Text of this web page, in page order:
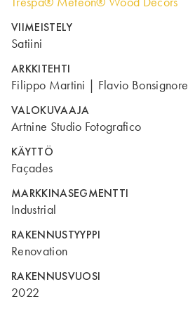
VIIMEISTELY
Satiini
ARKKITEHTI
Filippo Martini | Flavio Bonsignore
VALOKUVAAJA
Artnine Studio Fotografico
KÄYTTÖ
Façades
MARKKINASEGMENTTI
Industrial
RAKENNUSTYYPPI
Renovation
RAKENNUSVUOSI
2022